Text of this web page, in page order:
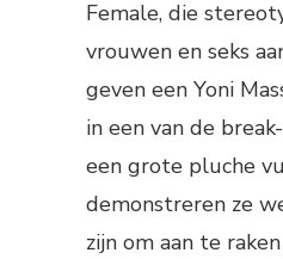
Female, die
vrouwen en seks
geven een Yoni
in een van de
een grote pluche
demonstreren ze
zijn om aan te